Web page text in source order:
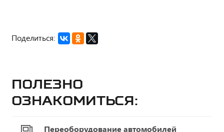
Поделиться:
Полезно
ознакомиться:
Переоборудование автомобилей